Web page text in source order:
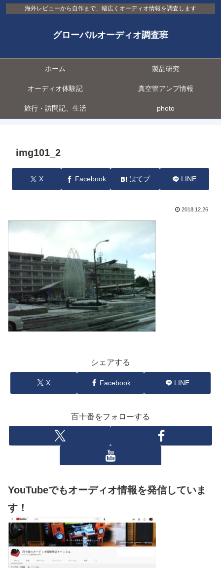
海外レビューから自作まで、幅広くオーディオ情報を調査します
グローバルオーディオ調査班
ホーム 製品研究
オーディオ体験記 真空管アンプ情報
旅行・訪問記、生活 photo
img101_2
X Facebook はてブ LINE
2018.12.26
シェアする
X Facebook LINE
百十番をフォローする
YouTubeでもオーディオ情報を発信していま
す！